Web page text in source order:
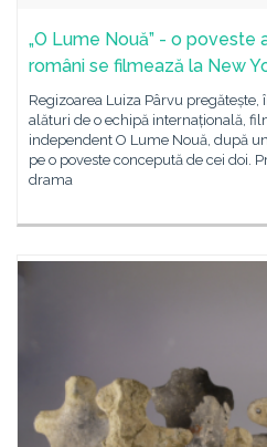
„O Lume Nouă” - o poveste
români se filmează la New
Regizoarea Luiza Pârvu pregătește,
alături de o echipă internațională,
independent O Lume Nouă, după
pe o poveste concepută de cei doi.
drama